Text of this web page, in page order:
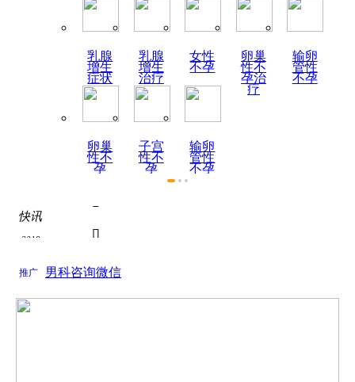
乳腺
增生
症状
乳腺
增生
治疗
女性
不孕
卵巢
性不
孕治
疗
输卵
管性
不孕
卵巢
性不
孕
子宫
性不
孕
输卵
管性
不孕
快讯
2019
2019
为了积极响应国家关于全面推进医联体建设号召...

关于如何全面认识死精症？的问题， 如何全面认...
关于死精症的饮食疗法的问题， 根据近年来的调...
推广 男科咨询微信